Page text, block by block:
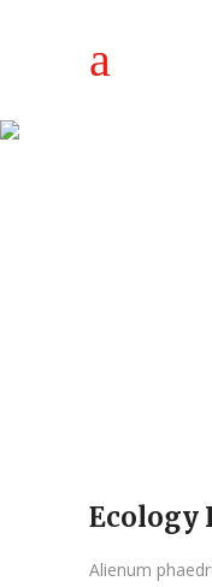
Ecology
Alienum